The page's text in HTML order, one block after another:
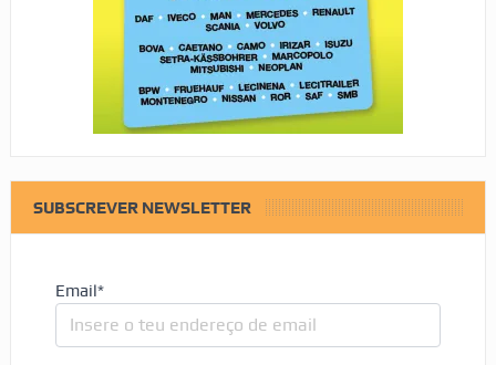
SUBSCREVER NEWSLETTER
Email*